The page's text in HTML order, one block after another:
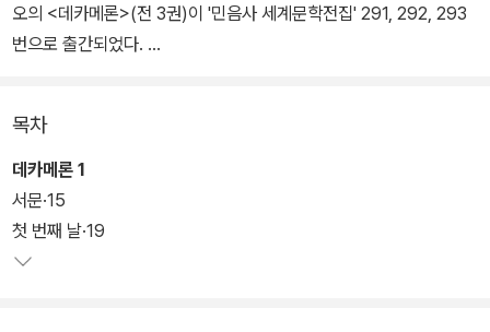
오의 <데카메론>(전 3권)이 '민음사 세계문학전집' 291, 292, 293
번으로 출간되었다.
몸으로 겪어 냈으며, 당시 전 유럽을 휩쓴 페스트의 참상을 직접 목격
했다. 이를 통해 혼돈과 불안 속에서 절대적인 도덕과 신성함이 무너
진 현실을 직시하고, 모든 인간이 자유롭게 자신의 욕망과 현세적 삶
을 추구하는 근대적 세계관을 담은 걸작 <데카메론>을 탄생시켰다.
목차
데카메론 1
서문·15
첫 번째 날·19